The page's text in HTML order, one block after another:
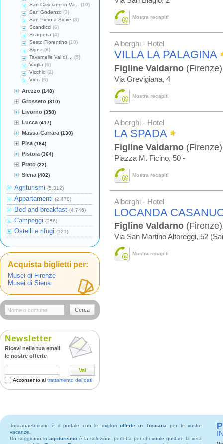
Mostra recapiti
Alberghi - Hotel
VILLA LA PALAGINA
Figline Valdarno (Firenze)
Via Grevigiana, 4
Mostra recapiti
Alberghi - Hotel
LA SPADA
Figline Valdarno (Firenze)
Piazza M. Ficino, 50 -
Mostra recapiti
Alberghi - Hotel
LOCANDA
Figline Valdarno (Firenze)
Via San Martino Altoreggi, 52
Mostra recapiti
San Casciano in Va...
(10)
San Godenzo (3)
San Piero a Sieve (3)
Scandicci (6)
Scarperia (4)
Sesto Fiorentino (10)
Signa (6)
Tavarnelle Val di ...
(5)
Vaglia (6)
Vicchio (2)
Vinci (6)
Arezzo (148)
Grosseto (310)
Livorno (358)
Lucca (417)
Massa-Carrara (130)
Pisa (184)
Pistoia (364)
Prato (22)
Siena (402)
Agriturismi (5.312)
Appartamenti (2.470)
Bed and breakfast (4.746)
Campeggi (256)
Ostelli e rifugi (121)
Acquista biglietti per:
Musei di Firenze
Musei di Siena
Cerca
Newsletter
Ricevi nella tua email
le nostre offerte
Vai
Acconsento al trattamento dei dati
Toscanaeturismo è il portale con le migliori offerte in Toscana per le vostre
vacanze.
Un soggiorno in agriturismo è la soluzione perfetta per chi vuole gustare la vera